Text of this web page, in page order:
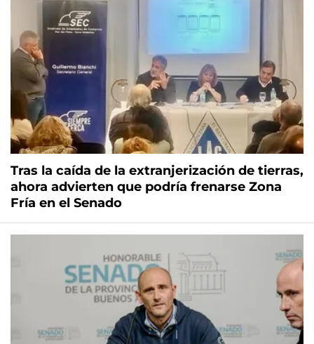
Tras la caída de la extranjerización de tierras,
ahora advierten que podría frenarse Zona
Fría en el Senado